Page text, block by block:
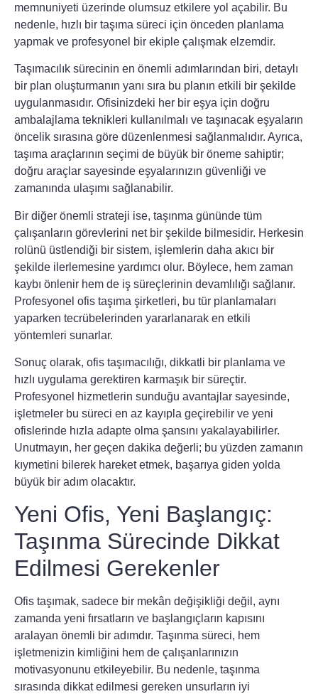
memnuniyeti üzerinde olumsuz etkilere yol açabilir. Bu
nedenle, hızlı bir taşıma süreci için önceden planlama
yapmak ve profesyonel bir ekiple çalışmak elzemdir.
Taşımacılık sürecinin en önemli adımlarından biri, detaylı
bir plan oluşturmanın yanı sıra bu planın etkili bir şekilde
uygulanmasıdır. Ofisinizdeki her bir eşya için doğru
ambalajlama teknikleri kullanılmalı ve taşınacak eşyaların
öncelik sırasına göre düzenlenmesi sağlanmalıdır. Ayrıca,
taşıma araçlarının seçimi de büyük bir öneme sahiptir;
doğru araçlar sayesinde eşyalarınızın güvenliği ve
zamanında ulaşımı sağlanabilir.
Bir diğer önemli strateji ise, taşınma gününde tüm
çalışanların görevlerini net bir şekilde bilmesidir. Herkesin
rolünü üstlendiği bir sistem, işlemlerin daha akıcı bir
şekilde ilerlemesine yardımcı olur. Böylece, hem zaman
kaybı önlenir hem de iş süreçlerinin devamlılığı sağlanır.
Profesyonel ofis taşıma şirketleri, bu tür planlamaları
yaparken tecrübelerinden yararlanarak en etkili
yöntemleri sunarlar.
Sonuç olarak, ofis taşımacılığı, dikkatli bir planlama ve
hızlı uygulama gerektiren karmaşık bir süreçtir.
Profesyonel hizmetlerin sunduğu avantajlar sayesinde,
işletmeler bu süreci en az kayıpla geçirebilir ve yeni
ofislerinde hızla adapte olma şansını yakalayabilirler.
Unutmayın, her geçen dakika değerli; bu yüzden zamanın
kıymetini bilerek hareket etmek, başarıya giden yolda
büyük bir adım olacaktır.
Yeni Ofis, Yeni Başlangıç:
Taşınma Sürecinde Dikkat
Edilmesi Gerekenler
Ofis taşımak, sadece bir mekân değişikliği değil, aynı
zamanda yeni fırsatların ve başlangıçların kapısını
aralayan önemli bir adımdır. Taşınma süreci, hem
işletmenizin kimliğini hem de çalışanlarınızın
motivasyonunu etkileyebilir. Bu nedenle, taşınma
sırasında dikkat edilmesi gereken unsurların iyi